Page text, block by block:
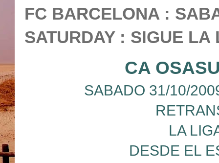
FC BARCELONA :
SATURDAY : SIGUE
CA
SABADO 31/10/
LA
DESDE EL